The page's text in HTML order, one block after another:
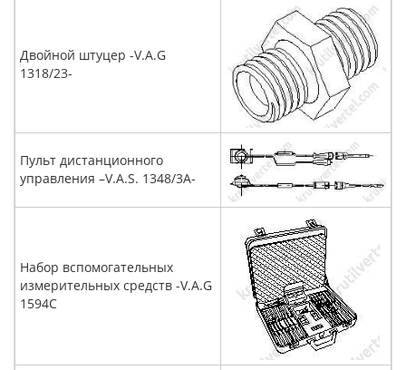
Двойной штуцер -V.A.G
1318/23-
Пульт дистанционного
управления –V.A.S. 1348/3A-
Набор вспомогательных
измерительных средств -V.A.G
1594C